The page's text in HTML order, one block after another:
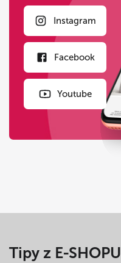
Instagram
Facebook
Youtube
Tipy z E-SHOPU